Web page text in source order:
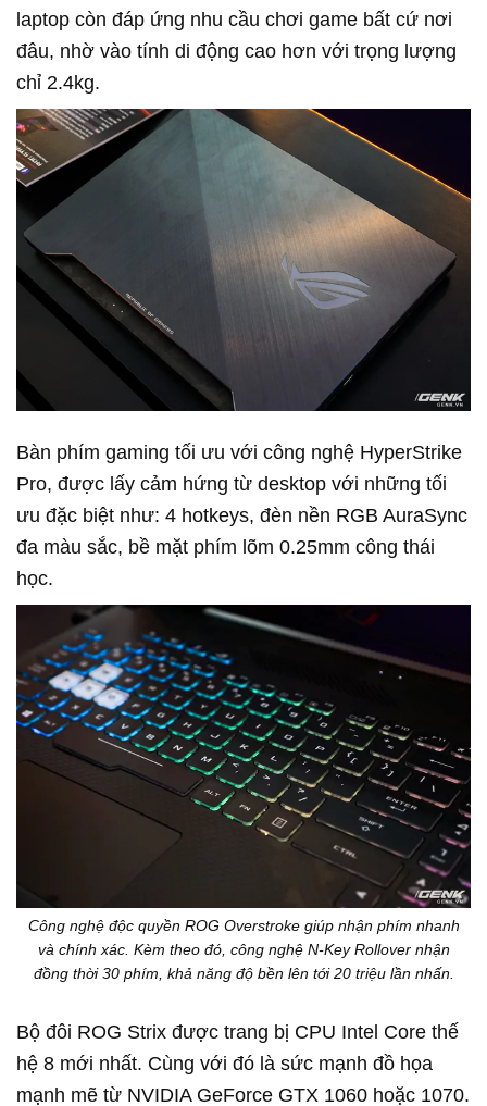
laptop còn đáp ứng nhu cầu chơi game bất cứ nơi
đâu, nhờ vào tính di động cao hơn với trọng lượng
chỉ 2.4kg.
Bàn phím gaming tối ưu với công nghệ HyperStrike
Pro, được lấy cảm hứng từ desktop với những tối
ưu đặc biệt như: 4 hotkeys, đèn nền RGB AuraSync
đa màu sắc, bề mặt phím lõm 0.25mm công thái
học.
Công nghệ độc quyền ROG Overstroke giúp nhận phím nhanh
và chính xác. Kèm theo đó, công nghệ N-Key Rollover nhận
đồng thời 30 phím, khả năng độ bền lên tới 20 triệu lần nhấn.
Bộ đôi ROG Strix được trang bị CPU Intel Core thế
hệ 8 mới nhất. Cùng với đó là sức mạnh đồ họa
mạnh mẽ từ NVIDIA GeForce GTX 1060 hoặc 1070.